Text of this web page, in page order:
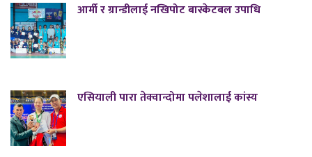
आर्मी र ग्रान्डीलाई नखिपोट बास्केटबल उपाधि
एसियाली पारा तेक्वान्दोमा पलेशालाई कांस्य